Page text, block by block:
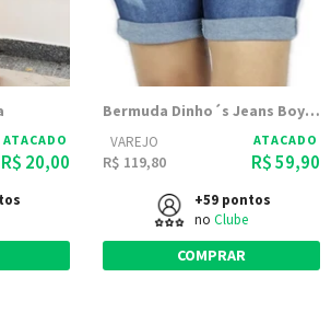
ATACADO
R$ 20,00
Bermuda Dinho´s Jeans Boy Adele
VAREJO
R$ 119,80
ATACADO
R$ 59,90
+59 pontos
no Clube
COMPRAR